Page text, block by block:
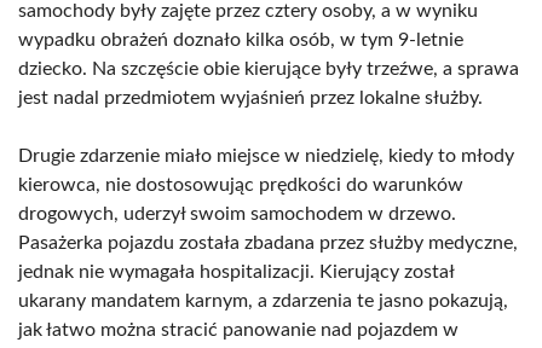
samochody były zajęte przez cztery osoby, a w wyniku
wypadku obrażeń doznało kilka osób, w tym 9-letnie
dziecko. Na szczęście obie kierujące były trzeźwe, a sprawa
jest nadal przedmiotem wyjaśnień przez lokalne służby.
Drugie zdarzenie miało miejsce w niedzielę, kiedy to młody
kierowca, nie dostosowując prędkości do warunków
drogowych, uderzył swoim samochodem w drzewo.
Pasażerka pojazdu została zbadana przez służby medyczne,
jednak nie wymagała hospitalizacji. Kierujący został
ukarany mandatem karnym, a zdarzenia te jasno pokazują,
jak łatwo można stracić panowanie nad pojazdem w